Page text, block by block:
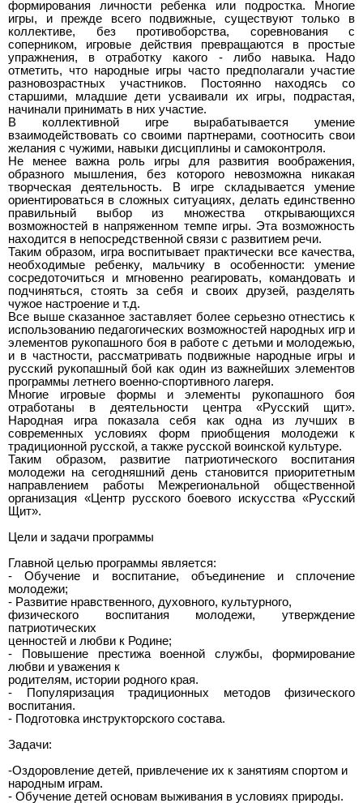
формирования личности ребенка или подростка. Многие
игры, и прежде всего подвижные, существуют только в
коллективе, без противоборства, соревнования с
соперником, игровые действия превращаются в простые
упражнения, в отработку какого - либо навыка. Надо
отметить, что народные игры часто предполагали участие
разновозрастных участников. Постоянно находясь со
старшими, младшие дети усваивали их игры, подрастая,
начинали принимать в них участие.
В коллективной игре вырабатывается умение
взаимодействовать со своими партнерами, соотносить свои
желания с чужими, навыки дисциплины и самоконтроля.
Не менее важна роль игры для развития воображения,
образного мышления, без которого невозможна никакая
творческая деятельность. В игре складывается умение
ориентироваться в сложных ситуациях, делать единственно
правильный выбор из множества открывающихся
возможностей в напряженном темпе игры. Эта возможность
находится в непосредственной связи с развитием речи.
Таким образом, игра воспитывает практически все качества,
необходимые ребенку, мальчику в особенности: умение
сосредоточиться и мгновенно реагировать, командовать и
подчиняться, стоять за себя и своих друзей, разделять
чужое настроение и т.д.
Все выше сказанное заставляет более серьезно отнестись к
использованию педагогических возможностей народных игр и
элементов рукопашного боя в работе с детьми и молодежью,
и в частности, рассматривать подвижные народные игры и
русский рукопашный бой как один из важнейших элементов
программы летнего военно-спортивного лагеря.
Многие игровые формы и элементы рукопашного боя
отработаны в деятельности центра «Русский щит».
Народная игра показала себя как одна из лучших в
современных условиях форм приобщения молодежи к
традиционной русской, а также русской воинской культуре.
Таким образом, развитие патриотического воспитания
молодежи на сегодняшний день становится приоритетным
направлением работы Межрегиональной общественной
организация «Центр русского боевого искусства «Русский
Щит».
Цели и задачи программы
Главной целью программы является:
- Обучение и воспитание, объединение и сплочение
молодежи;
- Развитие нравственного, духовного, культурного,
физического воспитания молодежи, утверждение
патриотических
ценностей и любви к Родине;
- Повышение престижа военной службы, формирование
любви и уважения к
родителям, истории родного края.
- Популяризация традиционных методов физического
воспитания.
- Подготовка инструкторского состава.
Задачи:
-Оздоровление детей, привлечение их к занятиям спортом и
народным играм.
- Обучение детей основам выживания в условиях природы.